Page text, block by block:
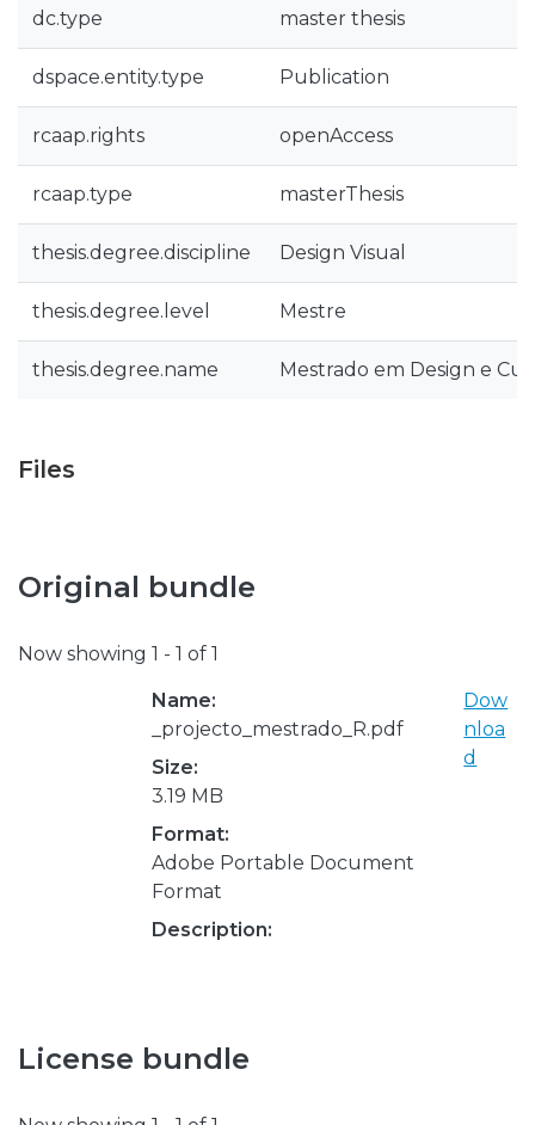
dc.type master thesis
dspace.entity.type Publication
rcaap.rights openAccess
rcaap.type masterThesis
thesis.degree.discipline Design Visual
thesis.degree.level Mestre
thesis.degree.name Mestrado em Design e
Files
Original bundle
Now showing 1 - 1 of 1
Name:
_projecto_mestrado_R.pdf
Size:
3.19 MB
Format:
Adobe Portable Document
Format
Description:
Dow
nloa
d
License bundle